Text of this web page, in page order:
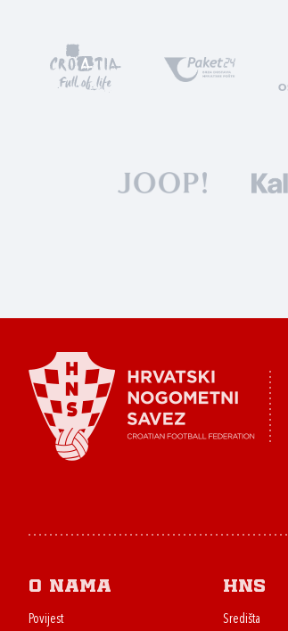
O nama
Povijest
HNS
Središta